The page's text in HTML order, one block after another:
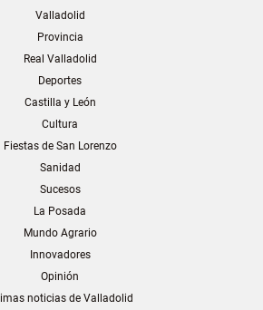
Valladolid
Provincia
Real Valladolid
Deportes
Castilla y León
Cultura
Fiestas de San Lorenzo
Sanidad
Sucesos
La Posada
Mundo Agrario
Innovadores
Opinión
noticias de Valladolid